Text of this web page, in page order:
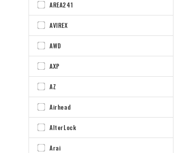
AREA241
AVIREX
AWD
AXP
AZ
Airhead
AlterLock
Arai